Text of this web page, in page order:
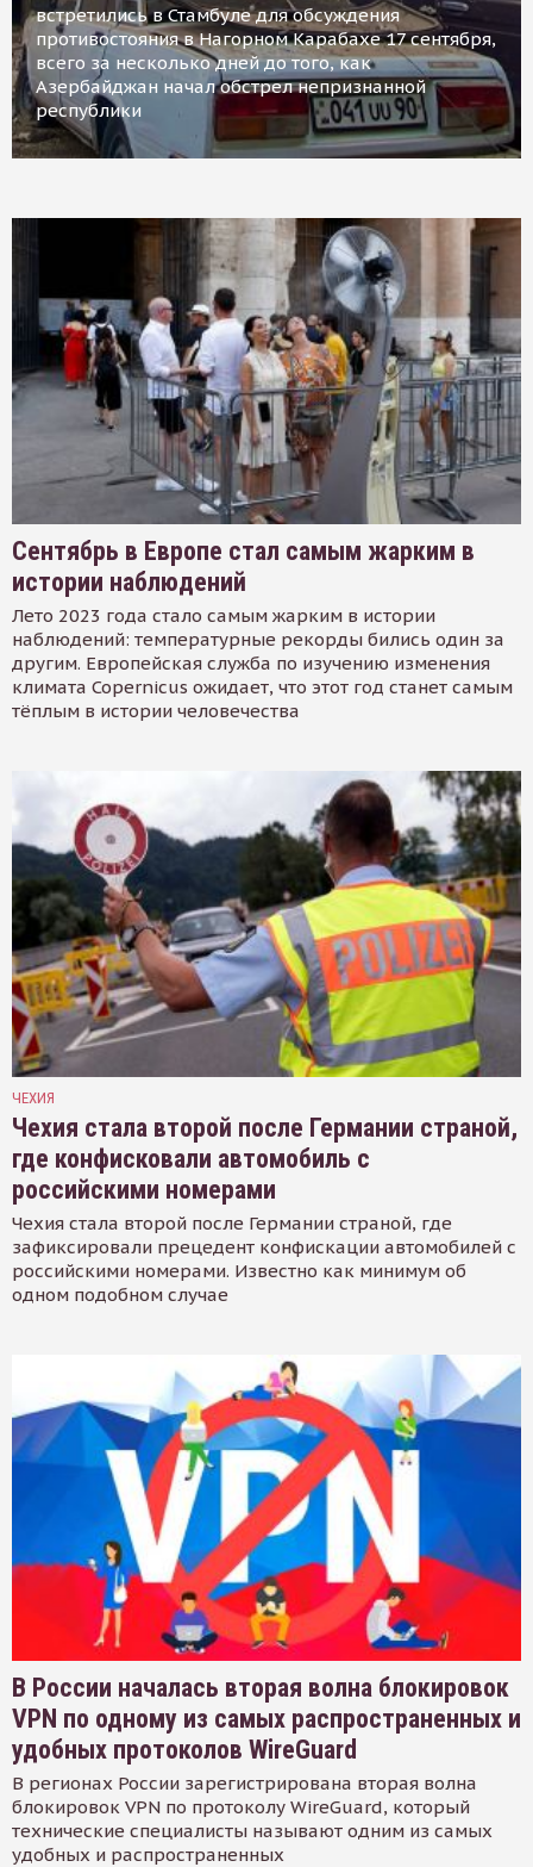
встретились в Стамбуле для обсуждения
противостояния в Нагорном Карабахе 17 сентября,
всего за несколько дней до того, как
Азербайджан начал обстрел непризнанной
республики
Сентябрь в Европе стал самым жарким в
истории наблюдений
Лето 2023 года стало самым жарким в истории
наблюдений: температурные рекорды бились один за
другим. Европейская служба по изучению изменения
климата Copernicus ожидает, что этот год станет самым
тёплым в истории человечества
ЧЕХИЯ
Чехия стала второй после Германии страной,
где конфисковали автомобиль с
российскими номерами
Чехия стала второй после Германии страной, где
зафиксировали прецедент конфискации автомобилей с
российскими номерами. Известно как минимум об
одном подобном случае
В России началась вторая волна блокировок
VPN по одному из самых распространенных и
удобных протоколов WireGuard
В регионах России зарегистрирована вторая волна
блокировок VPN по протоколу WireGuard, который
технические специалисты называют одним из самых
удобных и распространенных